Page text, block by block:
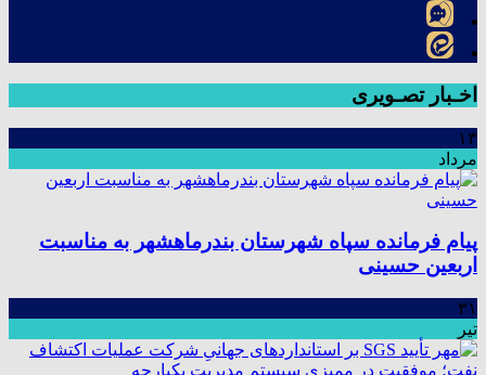
اخـبار تصـویری
۱۳
مرداد
پیام فرمانده سپاه شهرستان بندرماهشهر به مناسبت
اربعین حسینی
۳۱
تیر